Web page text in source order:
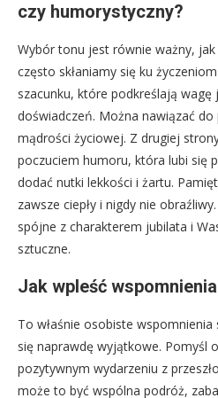
czy humorystyczny?
Wybór tonu jest równie ważny,
często skłaniamy się ku
szacunku, które podkreślają wagę
doświadczeń. Można nawiązać
mądrości życiowej. Z drugiej
poczuciem humoru, która lubi się
dodać nutki lekkości i żartu.
zawsze ciepły i nigdy nie
spójne z charakterem jubilata i
sztuczne.
Jak wpleść
To właśnie osobiste
się naprawdę wyjątkowe. Pomyśl
pozytywnym wydarzeniu z
może to być wspólna podróż,